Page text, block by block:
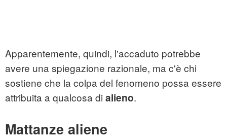
Apparentemente, quindi, l'accaduto potrebbe
avere una spiegazione razionale, ma c'è chi
sostiene che la colpa del fenomeno possa essere
attribuita a qualcosa di alieno.
Mattanze aliene